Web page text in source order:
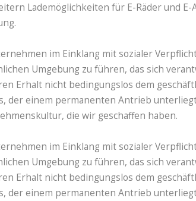
Lademöglichkeiten für E-Räder und
im Einklang mit sozialer
Umgebung zu führen, das sich
Erhalt nicht bedingungslos dem
der einem permanenten Antrieb
die wir geschaffen haben.
im Einklang mit sozialer
Umgebung zu führen, das sich
Erhalt nicht bedingungslos dem
der einem permanenten Antrieb